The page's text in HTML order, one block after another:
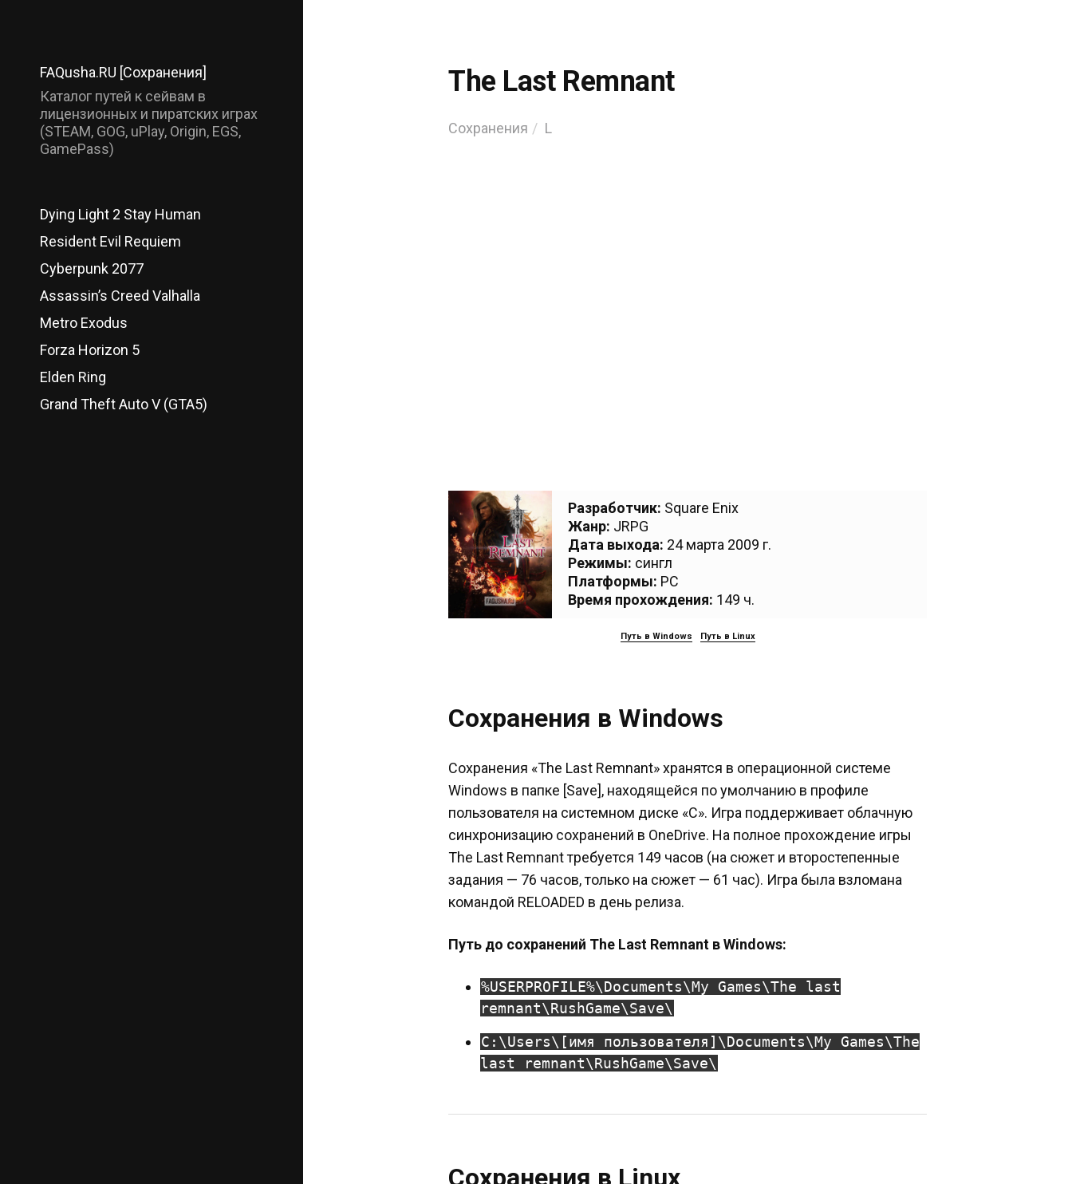
FAQusha.RU [Сохранения]
Каталог путей к сейвам в
лицензионных и пиратских играх
(STEAM, GOG, uPlay, Origin, EGS,
GamePass)
Dying Light 2 Stay Human
Resident Evil Requiem
Cyberpunk 2077
Assassin’s Creed Valhalla
Metro Exodus
Forza Horizon 5
Elden Ring
Grand Theft Auto V (GTA5)
The Last Remnant
Сохранения L
Разработчик: Square Enix
Жанр: JRPG
Дата выхода: 24 марта 2009 г.
Режимы: сингл
Платформы: PC
Время прохождения: 149 ч.
Путь в Windows Путь в Linux
Сохранения в Windows
Сохранения «The Last Remnant» хранятся в операционной системе
Windows в папке [Save], находящейся по умолчанию в профиле
пользователя на системном диске «C». Игра поддерживает облачную
синхронизацию сохранений в OneDrive. На полное прохождение игры
The Last Remnant требуется 149 часов (на сюжет и второстепенные
задания — 76 часов, только на сюжет — 61 час). Игра была взломана
командой RELOADED в день релиза.
Путь до сохранений The Last Remnant в Windows:
%USERPROFILE%\Documents\My Games\The last
remnant\RushGame\Save\
C:\Users\[имя пользователя]\Documents\My Games\The
last remnant\RushGame\Save\
Сохранения в Linux